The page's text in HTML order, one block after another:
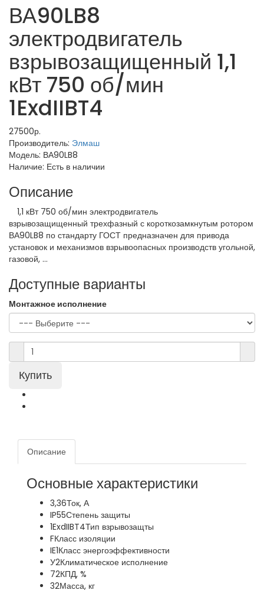
ВА90LB8
электродвигатель
взрывозащищенный 1,1
кВт 750 об/мин
1ExdIIBT4
27500р.
Производитель: Элмаш
Модель: ВА90LB8
Наличие: Есть в наличии
Описание
1,1 кВт 750 об/мин электродвигатель
взрывозащищенный трехфазный с короткозамкнутым ротором
ВА90LB8 по стандарту ГОСТ предназначен для привода
установок и механизмов взрывоопасных производств угольной,
газовой, ...
Доступные варианты
Монтажное исполнение
Описание
Основные характеристики
3,36Ток, А
IP55Степень защиты
1ExdIIBT4Тип взрывозащты
FКласс изоляции
IE1Класс энергоэффективности
У2Климатическое исполнение
72КПД, %
32Масса, кг